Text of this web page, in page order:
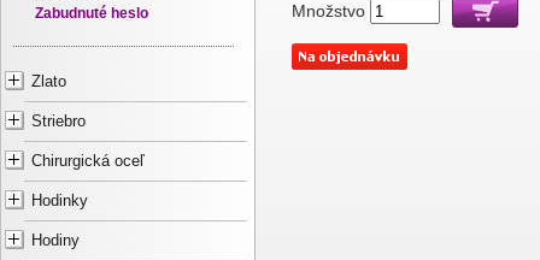
Zabudnuté heslo
Zlato
Striebro
Chirurgická oceľ
Hodinky
Hodiny
Množstvo